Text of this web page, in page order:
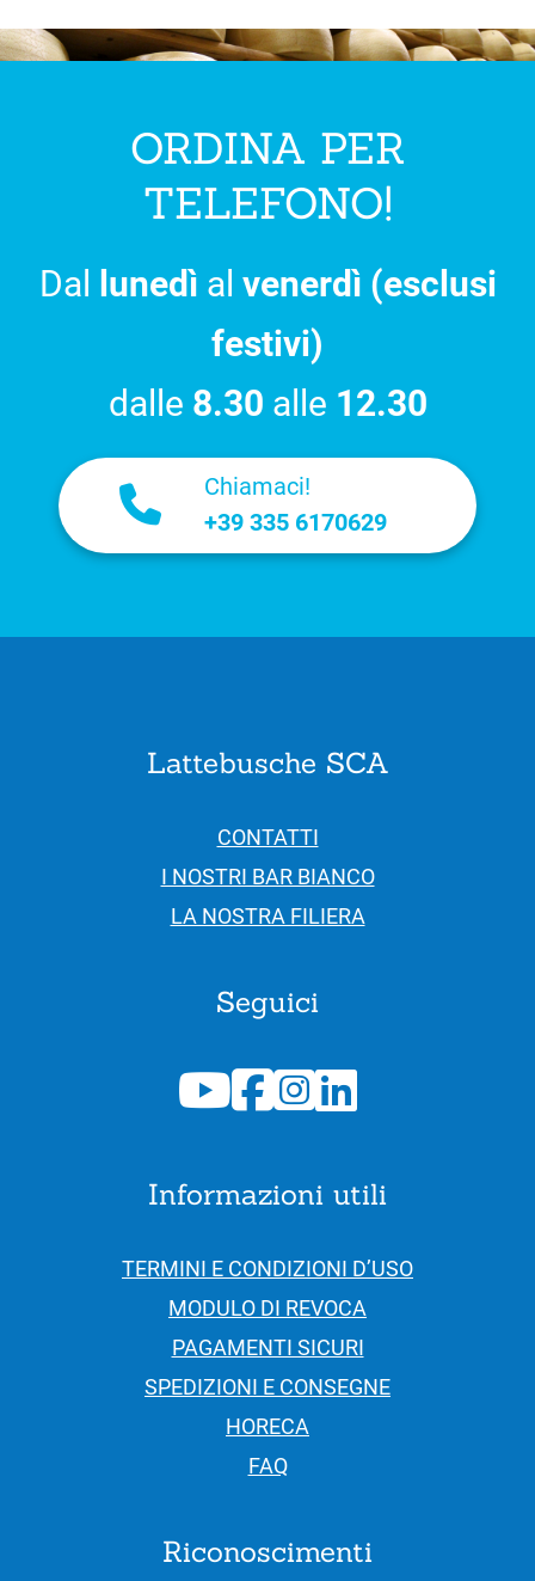
ORDINA PER
TELEFONO!
Dal lunedì al venerdì (esclusi
festivi)
dalle 8.30 alle 12.30
Chiamaci!
+39 335 6170629
Lattebusche SCA
CONTATTI
I NOSTRI BAR BIANCO
LA NOSTRA FILIERA
Seguici
Informazioni utili
TERMINI E CONDIZIONI D’USO
MODULO DI REVOCA
PAGAMENTI SICURI
SPEDIZIONI E CONSEGNE
HORECA
FAQ
Riconoscimenti